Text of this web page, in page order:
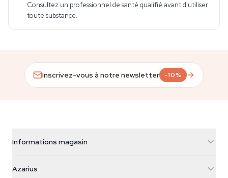
Consultez un professionnel de santé qualifié avant d'utiliser
toute substance.
Inscrivez-vous à notre newsletter -10%
Informations magasin
Galvaniweg 11
Azarius